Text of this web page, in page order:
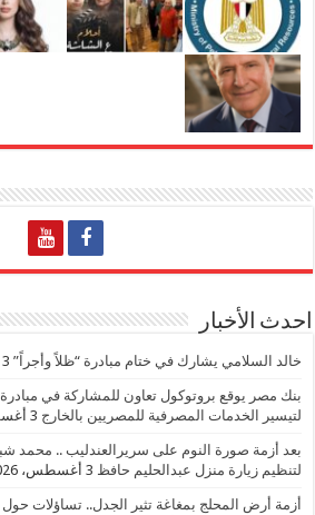
احدث الأخبار
خالد السلامي يشارك في ختام مبادرة “ظلاً وأجراً” 3 أغسطس، 2026
بنك مصر يوقع بروتوكول تعاون للمشاركة في
لتيسير الخدمات المصرفية للمصريين بالخارج 3 أغسطس، 2026
بعد أزمة صورة النوم على سريرالعندليب .. محمد
لتنظيم زيارة منزل عبدالحليم حافظ 3 أغسطس، 2026
أزمة أرض المحلج بمغاغة تثير الجدل.. تساؤلات حول